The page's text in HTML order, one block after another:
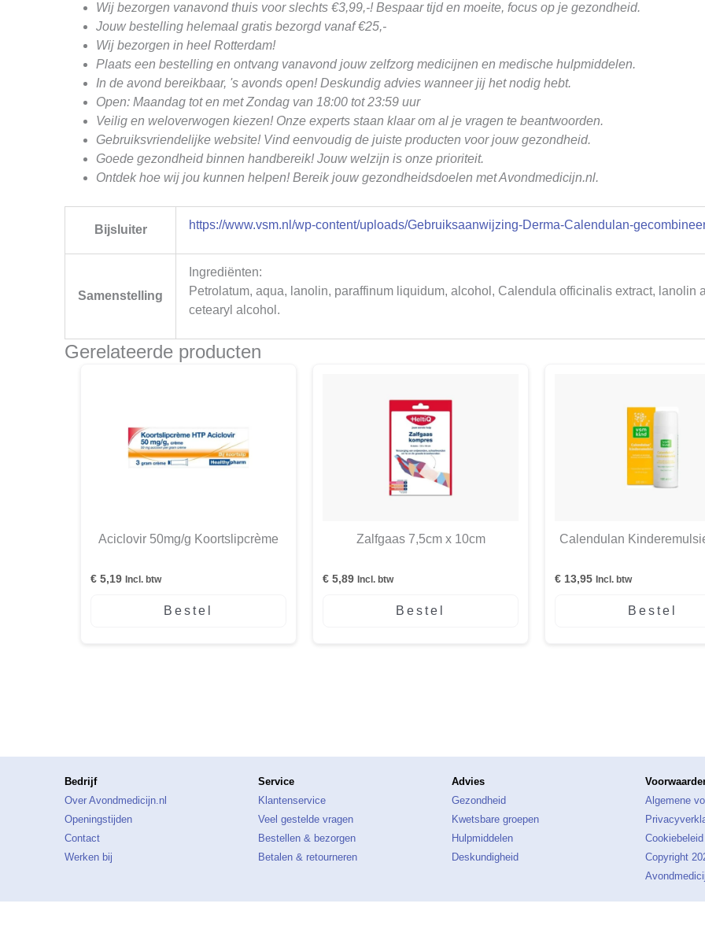
Wij bezorgen vanavond thuis voor slechts €3,99,-! Bespaar tijd en moeite, focus op je gezondheid.
Jouw bestelling helemaal gratis bezorgd vanaf €25,-
Wij bezorgen in heel Rotterdam!
Plaats een bestelling en ontvang vanavond jouw zelfzorg medicijnen en medische hulpmiddelen.
In de avond bereikbaar, 's avonds open! Deskundig advies wanneer jij het nodig hebt.
Open: Maandag tot en met Zondag van 18:00 tot 23:59 uur
Veilig en weloverwogen kiezen! Onze experts staan klaar om al je vragen te beantwoorden.
Gebruiksvriendelijke website! Vind eenvoudig de juiste producten voor jouw gezondheid.
Goede gezondheid binnen handbereik! Jouw welzijn is onze prioriteit.
Ontdek hoe wij jou kunnen helpen! Bereik jouw gezondheidsdoelen met Avondmedicijn.nl.
Bijsluiter https://www.vsm.nl/wp-content/uploads/Gebruiksaanwijzing-Derma-Calendulan-
Samenstelling
Ingrediënten:
Petrolatum, aqua, lanolin, paraffinum liquidum, alcohol, Calendula officinalis extract, lanolin
cetearyl alcohol.
Gerelateerde producten
Aciclovir 50mg/g Koortslipcrème
€ 5,19 Incl. btw
Bestel
Zalfgaas 7,5cm x 10cm
€ 5,89 Incl. btw
Bestel
Calendulan
€ 13,95 Incl. btw
Bestel
Bedrijf
Over Avondmedicijn.nl
Openingstijden
Contact
Werken bij
Service
Klantenservice
Veel gestelde vragen
Bestellen & bezorgen
Betalen & retourneren
Advies
Gezondheid
Kwetsbare groepen
Hulpmiddelen
Deskundigheid
Algemene
Cookiebeleid
Copyright